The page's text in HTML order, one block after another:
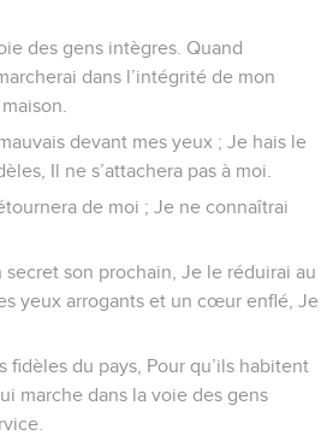
des gens intègres. Quand
dans l’intégrité de mon
devant mes yeux ; Je hais le
Il ne s’attachera pas à moi.
de moi ; Je ne connaîtrai
son prochain, Je le réduirai au
yeux arrogants et un cœur enflé, Je
fidèles du pays, Pour qu’ils habitent
marche dans la voie des gens